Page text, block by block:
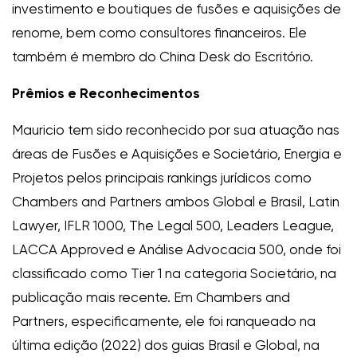
investimento e boutiques de fusões e aquisições de
renome, bem como consultores financeiros. Ele
também é membro do China Desk do Escritório.
Prêmios e Reconhecimentos
Mauricio tem sido reconhecido por sua atuação nas
áreas de Fusões e Aquisições e Societário, Energia e
Projetos pelos principais rankings jurídicos como
Chambers and Partners ambos Global e Brasil, Latin
Lawyer, IFLR 1000, The Legal 500, Leaders League,
LACCA Approved e Análise Advocacia 500, onde foi
classificado como Tier 1 na categoria Societário, na
publicação mais recente. Em Chambers and
Partners, especificamente, ele foi ranqueado na
última edição (2022) dos guias Brasil e Global, na